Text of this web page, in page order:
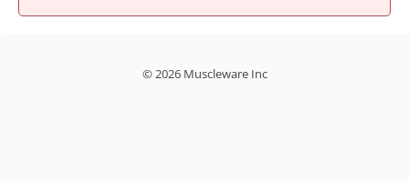
© 2026 Muscleware Inc